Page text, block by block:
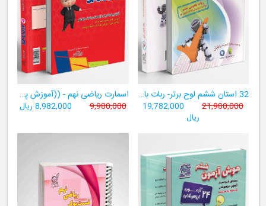
32 استان ششم لوح برتر- ربات باهوش ششم ((به همراه سامانۀ آزمون‌ساز رایگان))
21,980,000
19,782,000
ریال
اسمارت ریاضی نهم - ((آموزش پیشرفتۀ ریاضی تیزهوشان و نمونه‌دولتی نهم+ سامانۀ آزمون‌ساز آنلاین))
9,980,000 8,982,000 ریال